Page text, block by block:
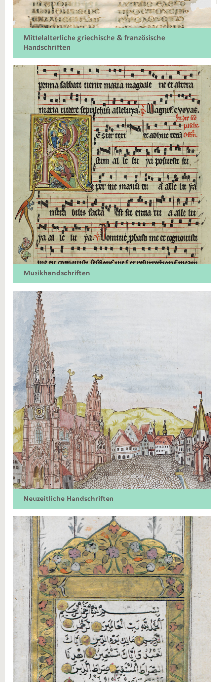
Mittelalterliche griechische & französische
Handschriften
Musikhandschriften
Neuzeitliche Handschriften